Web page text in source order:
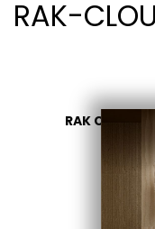
RAK-
RAK